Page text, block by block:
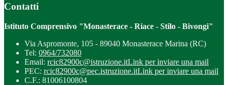
Contatti
Istituto Comprensivo "Monasterace - Riace - Stilo - Bivongi"
Via Aspromonte, 105 - 89040 Monasterace Marina (RC)
Tel: 0964/732080
Email: rcic82900c@istruzione.itLink per inviare una mail
PEC: rcic82900c@pec.istruzione.itLink per inviare una mail
C.F.: 81006100804